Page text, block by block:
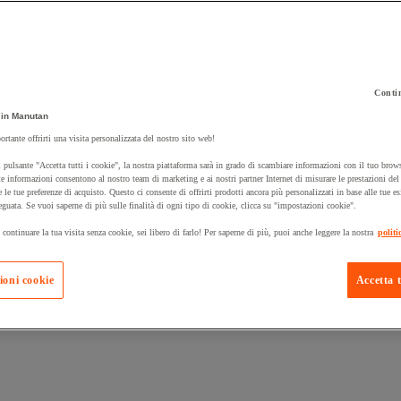
un prodotto:
Manutan Expert
Prodotti in
Manutan
offrirti una visita personalizzata del nostro sito web!
pulsante "Accetta tutti i cookie", la nostra piattaforma sarà in grado di scambiare informazioni con il tuo
informazioni consentono al nostro team di marketing e ai nostri partner Internet di misurare le prestazioni
le tue preferenze di acquisto. Questo ci consente di offrirti prodotti ancora più personalizzati in base alle tue
Se vuoi saperne di più sulle finalità di ogni tipo di cookie, clicca su "impostazioni cookie".
la tua visita senza cookie, sei libero di farlo! Per saperne di più, puoi anche leggere la nostra
Accetta
cookie